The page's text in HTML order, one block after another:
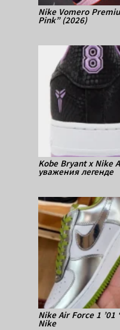
Nike Vomero
Pink” (2026)
Kobe Bryant x Nike
уважения легенде
Nike Air Force 1 ’01
Nike